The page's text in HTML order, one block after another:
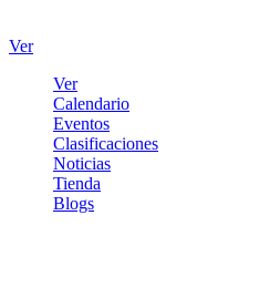
Ver
Ver
Calendario
Eventos
Clasificaciones
Noticias
Tienda
Blogs